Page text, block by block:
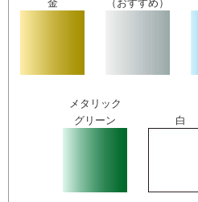
金
（おすすめ）
メタリック
グリーン
白